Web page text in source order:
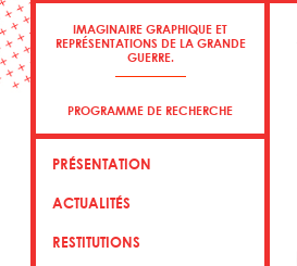
IMAGINAIRE GRAPHIQUE ET
REPRÉSENTATIONS DE LA GRANDE
GUERRE.
PROGRAMME DE RECHERCHE
PRÉSENTATION
ACTUALITÉS
RESTITUTIONS